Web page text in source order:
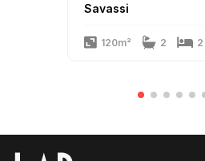
Savassi
120m² 2 2